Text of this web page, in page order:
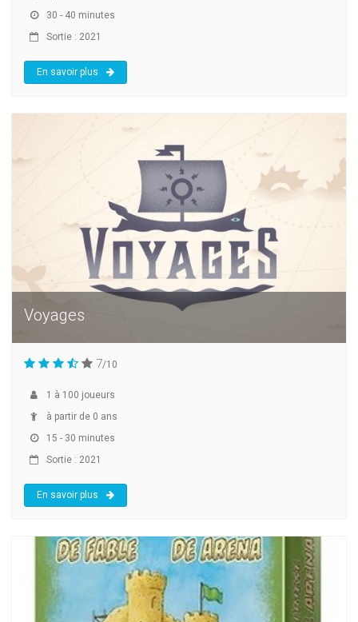
30 - 40 minutes
Sortie : 2021
En savoir plus
Voyages
7/10
1 à 100 joueurs
à partir de 0 ans
15 - 30 minutes
Sortie : 2021
En savoir plus